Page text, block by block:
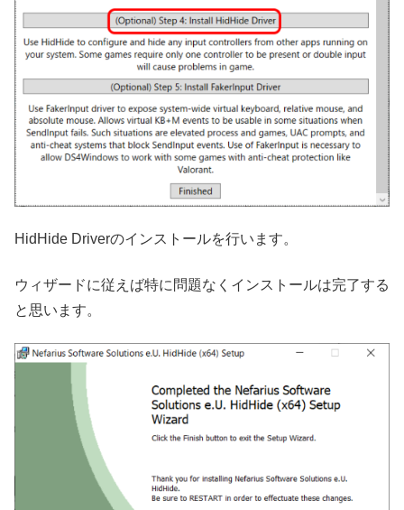
HidHide Driverのインストールを行います。
ウィザードに従えば特に問題なくインストールは完了する
と思います。